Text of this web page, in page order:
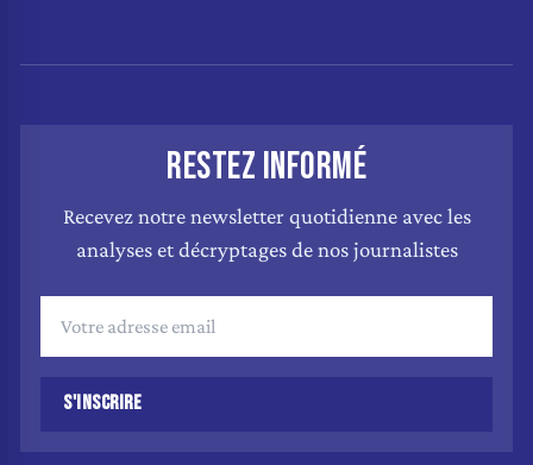
RESTEZ INFORMÉ
Recevez notre newsletter quotidienne avec les
analyses et décryptages de nos journalistes
S'INSCRIRE